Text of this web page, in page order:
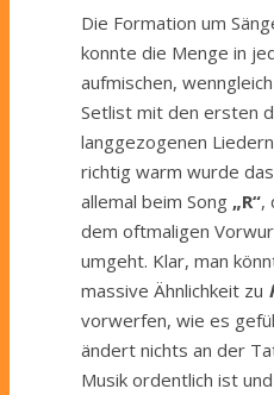
Die Formation um
konnte die Menge in
aufmischen,
Setlist mit den ersten
langgezogenen
richtig warm wurde
allemal beim Song „R“,
dem oftmaligen
umgeht. Klar, man
massive Ähnlichkeit zu
vorwerfen, wie es
ändert nichts an der
Musik ordentlich ist